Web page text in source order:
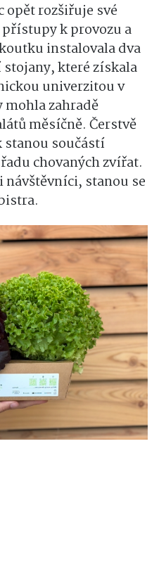
opět rozšiřuje své
k provozu a
instalovala dva
které získala
univerzitou v
mohla zahradě
měsíčně. Čerstvě
stanou součástí
chovaných zvířat.
návštěvníci, stanou se